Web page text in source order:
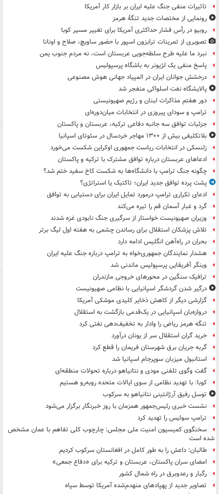
تاثیرات منفی جنگ علیه ایران بر بازار کار آمریکا
رونمایی از مختصات جدید تنگۀ هرمز
روبیو در رأس فشار حداکثری آمریکا برای تغییر مسیر کوبا
تصویری از تمرینات ترابزون اسپور با حضور ساویچ، صلاح و اونانا
نبرد ما علیه طرح سلطه‌جویی عربستان است، نه مردم جنوب یمن
پاسخ منفی یک لژیونر به باشگاه پرسپولیس
درخشش جوانان ایران در المپیاد جهانی هوش مصنوعی
پالایشگاه نفت اسلواکی منفجر شد
دور هفتم مذاکرات لبنان و رژیم صهیونیستی
ترامپ و سودای پیروزی در انتخابات میان‌دوره‌ای
جزئیات توافق سه جانبه دفاعی ترکیه، عربستان و پاکستان
بلاتکلیفی بیش از ۱۳۰۰ مهاجر خردسال در سئوتای اسپانیا
زلنسکی در انتخابات ریاست جمهوری اوکراین شکست می‌خورد
ادعاهای عربستان درباره توافق مشترک با ترکیه و پاکستان
چگونه جنگ ترامپ با دانشگاه‌ها به شکست کاخ سفید ختم شد؟
پشت پرده توافق جدید ایران؛ تاکتیک یا استراتژی؟
ادعای تکراری ترامپ درمورد تمایل ایران برای دستیابی به توافق
گرد و غبار آسمان قم را تیره می‌کند
وزیران صهیونیست خواستار از سرگیری جنگ نابودی غزه شدند
تلاش پزشکان استقلال برای رساندن چشمی به هفته اول لیگ برتر
بحران در راه‌آهن انگلیس ادامه دارد
هشدار نمایندگان جمهوری‌خواه به ترامپ درباره جنگ علیه ایران
وینگر آفریقایی پرسپولیس ماندنی شد
ترافیک سنگین در محورهای خروجی مازندران
درگیر شدن گردشگر اسپانیایی با نظامی صهیونیست
گزارشی دیگر از کاهش ذخایر کلیدی موشکی آمریکا
دروازه‌بان اسپانیایی در یک‌قدمی بازگشت به استقلال
تنگه هرمز ریاض را وادار به تخفیف‌دهی نفتی کرد
خرید گران استقلال سر از یونان درآورد
گربه جریان برق شهرستان فریمان را قطع کرد
استانبول میزبان سوپرجام اسپانیا شد
گفت وگوی تلفنی مودی و نتانیاهو درباره تحولات منطقه‌ای
کوبا: با تهدید نظامی از سوی ایالات متحده روبه‌رو هستیم
توسل رفیق آرژانتینی نتانیاهو به سرکوب
نشست خبری رئیس‌جمهور همزمان با روز خبرنگار برگزار می‌شود
ترامپ سوئیس را تهدید کرد
سخنگوی کمیسیون امنیت ملی مجلس: چارچوب کلی تفاهم با عمان مشخص
شده است
طالبان: داعش را به طور کامل در افغانستان سرکوب کردیم
امضای سران پاکستان، عربستان و ترکیه برای «دفاع جمعی»
رگبار و رعدوبرق در راه شمال کشور
تصاویر جدید از پهپادهای منهدم‌شده آمریکا توسط سپاه